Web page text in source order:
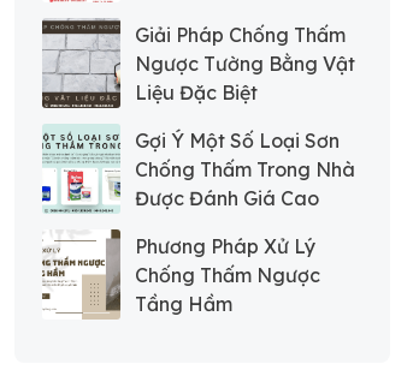
Giải Pháp Chống Thấm
Ngược Tường Bằng Vật
Liệu Đặc Biệt
Gợi Ý Một Số Loại Sơn
Chống Thấm Trong Nhà
Được Đánh Giá Cao
Phương Pháp Xử Lý
Chống Thấm Ngược
Tầng Hầm